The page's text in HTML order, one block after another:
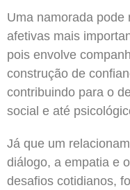
Uma namorada pode
afetivas mais
pois envolve
construção de
contribuindo para o
social e até
Já que um
diálogo, a empatia e
desafios cotidianos,